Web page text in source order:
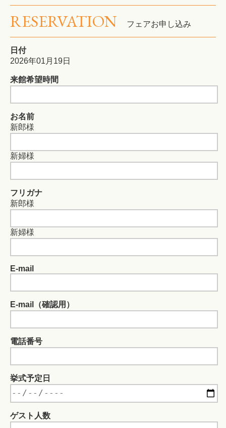
RESERVATION フェアお申し込み
日付
2026年01月19日
来館希望時間
お名前
新郎様
新婦様
フリガナ
新郎様
新婦様
E-mail
E-mail（確認用）
電話番号
挙式予定日
ゲスト人数